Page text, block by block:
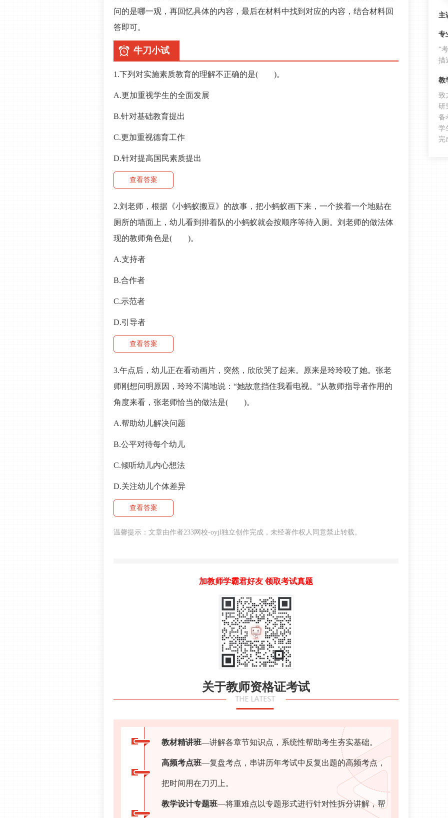
问的是哪一观，再回忆具体的内容，最后在材料中找到对应的内容，结合材料回
答即可。
牛刀小试
1.下列对实施素质教育的理解不正确的是( )。
A.更加重视学生的全面发展
B.针对基础教育提出
C.更加重视德育工作
D.针对提高国民素质提出
查看答案
2.刘老师，根据《小蚂蚁搬豆》的故事，把小蚂蚁画下来，一个挨着一个地贴在
厕所的墙面上，幼儿看到排着队的小蚂蚁就会按顺序等待入厕。刘老师的做法体
现的教师角色是( )。
A.支持者
B.合作者
C.示范者
D.引导者
查看答案
3.午点后，幼儿正在看动画片，突然，欣欣哭了起来。原来是玲玲咬了她。张老
师刚想问明原因，玲玲不满地说：“她故意挡住我看电视。”从教师指导者作用的
角度来看，张老师恰当的做法是( )。
A.帮助幼儿解决问题
B.公平对待每个幼儿
C.倾听幼儿内心想法
D.关注幼儿个体差异
查看答案
温馨提示：文章由作者233网校-oyjl独立创作完成，未经著作权人同意禁止转载。
加教师学霸君好友 领取考试真题
关于教师资格证考试
教材精讲班—讲解各章节知识点，系统性帮助考生夯实基础。
高频考点班—复盘考点，串讲历年考试中反复出题的高频考点，
把时间用在刀刃上。
教学设计专题班—将重难点以专题形式进行针对性拆分讲解，帮
主
专
“
描
教
致
研
备
学
完